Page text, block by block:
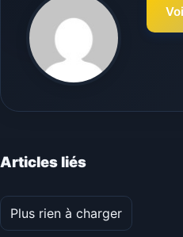
Articles liés
Plus rien à charger